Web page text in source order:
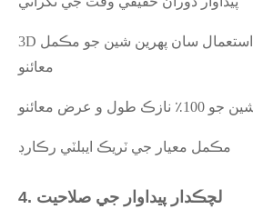
3D ماپڻ وارن اوزارن جي استعمال سان پهرين شين جو مڪمل
معائنو
طول و عرض معائنو
مڪمل معيار جي ٽريڪ ايبلٽي رڪارڊ
4. لچڪدار پيداوار جي صلاحيت